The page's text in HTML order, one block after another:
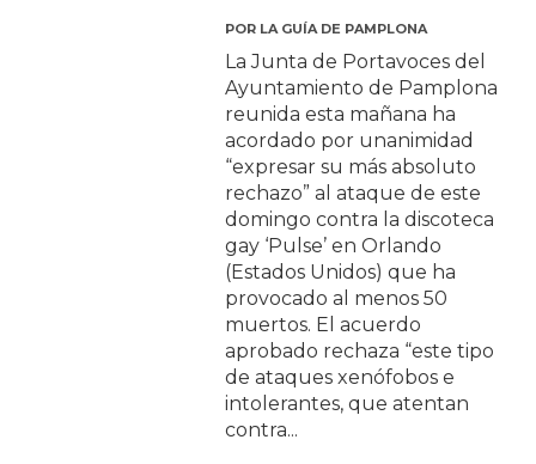
POR LA GUÍA DE PAMPLONA
La Junta de Portavoces del
Ayuntamiento de Pamplona
reunida esta mañana ha
acordado por unanimidad
“expresar su más absoluto
rechazo” al ataque de este
domingo contra la discoteca
gay ‘Pulse’ en Orlando
(Estados Unidos) que ha
provocado al menos 50
muertos. El acuerdo
aprobado rechaza “este tipo
de ataques xenófobos e
intolerantes, que atentan
contra...